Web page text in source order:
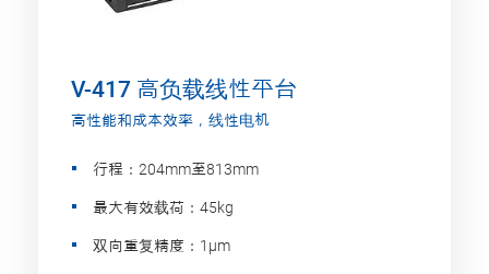
V-417 高负载线性平台
高性能和成本效率，线性电机
行程：204mm至813mm
最大有效载荷：45kg
双向重复精度：1µm